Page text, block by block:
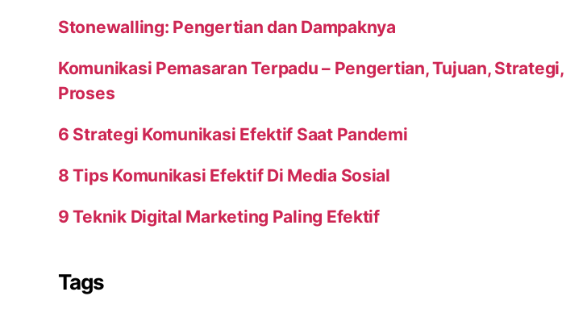
Stonewalling: Pengertian dan Dampaknya
Komunikasi Pemasaran Terpadu – Pengertian, Tujuan, Strategi,
Proses
6 Strategi Komunikasi Efektif Saat Pandemi
8 Tips Komunikasi Efektif Di Media Sosial
9 Teknik Digital Marketing Paling Efektif
Tags